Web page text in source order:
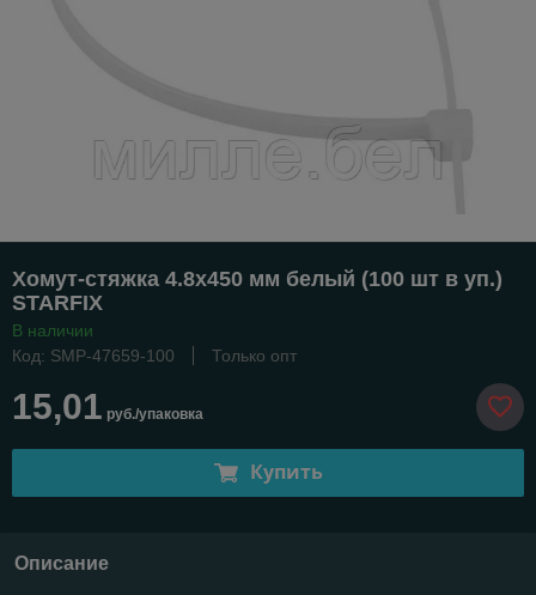
Хомут-стяжка 4.8х450 мм белый (100 шт в уп.)
STARFIX
В наличии
Код: SMP-47659-100
Только опт
15,01 руб./упаковка
Купить
Описание